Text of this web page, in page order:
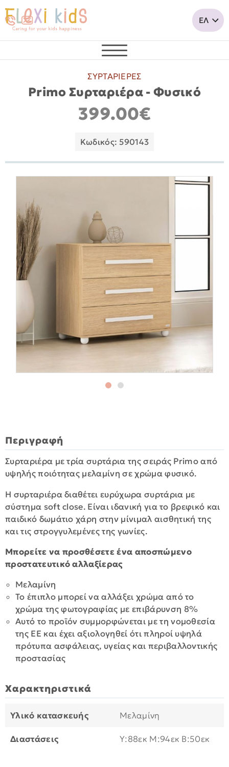
ΣΥΡΤΑΡΙΕΡΕΣ
Primo Συρταριέρα - Φυσικό
399.00€
Κωδικός: 590143
Περιγραφή
Συρταριέρα με τρία συρτάρια της σειράς Primo από
υψηλής ποιότητας μελαμίνη σε χρώμα φυσικό.
Η συρταριέρα διαθέτει ευρύχωρα συρτάρια με
σύστημα soft close. Είναι ιδανική για το βρεφικό και
παιδικό δωμάτιο χάρη στην μίνιμαλ αισθητική της
και τις στρογγυλεμένες της γωνίες.
Μπορείτε να προσθέσετε ένα αποσπώμενο
προστατευτικό αλλαξίερας
Μελαμίνη
Το έπιπλο μπορεί να αλλάξει χρώμα από το
χρώμα της φωτογραφίας με επιβάρυνση 8%
Αυτό το προϊόν συμμορφώνεται με τη νομοθεσία
της ΕΕ και έχει αξιολογηθεί ότι πληροί υψηλά
πρότυπα ασφάλειας, υγείας και περιβαλλοντικής
προστασίας
Χαρακτηριστικά
Υλικό κατασκευής Μελαμίνη
Διαστάσεις Υ:88εκ M:94εκ B:50εκ